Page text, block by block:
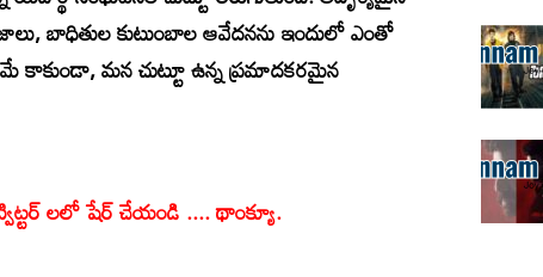
బాధితుల కుటుంబాల ఆవేదనను ఇందులో ఎంతో
మన చుట్టూ ఉన్న ప్రమాదకరమైన
లలో షేర్ చేయండి .... థాంక్యూ.